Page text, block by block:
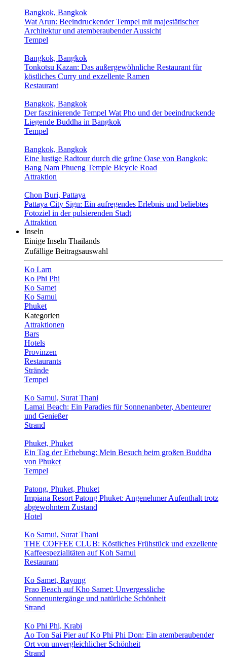
Bangkok, Bangkok
Wat Arun: Beeindruckender Tempel mit majestätischer
Architektur und atemberaubender Aussicht
Tempel
Bangkok, Bangkok
Tonkotsu Kazan: Das außergewöhnliche Restaurant für
köstliches Curry und exzellente Ramen
Restaurant
Bangkok, Bangkok
Der faszinierende Tempel Wat Pho und der beeindruckende
Liegende Buddha in Bangkok
Tempel
Bangkok, Bangkok
Eine lustige Radtour durch die grüne Oase von Bangkok:
Bang Nam Phueng Temple Bicycle Road
Attraktion
Chon Buri, Pattaya
Pattaya City Sign: Ein aufregendes Erlebnis und beliebtes
Fotoziel in der pulsierenden Stadt
Attraktion
Inseln
Einige Inseln Thailands
Zufällige Beitragsauswahl
Ko Larn
Ko Phi Phi
Ko Samet
Ko Samui
Phuket
Kategorien
Attraktionen
Bars
Hotels
Provinzen
Restaurants
Strände
Tempel
Ko Samui, Surat Thani
Lamai Beach: Ein Paradies für Sonnenanbeter, Abenteurer
und Genießer
Strand
Phuket, Phuket
Ein Tag der Erhebung: Mein Besuch beim großen Buddha
von Phuket
Tempel
Patong, Phuket, Phuket
Impiana Resort Patong Phuket: Angenehmer Aufenthalt trotz
abgewohntem Zustand
Hotel
Ko Samui, Surat Thani
THE COFFEE CLUB: Köstliches Frühstück und exzellente
Kaffeespezialitäten auf Koh Samui
Restaurant
Ko Samet, Rayong
Prao Beach auf Kho Samet: Unvergessliche
Sonnenuntergänge und natürliche Schönheit
Strand
Ko Phi Phi, Krabi
Ao Ton Sai Pier auf Ko Phi Phi Don: Ein atemberaubender
Ort von unvergleichlicher Schönheit
Strand